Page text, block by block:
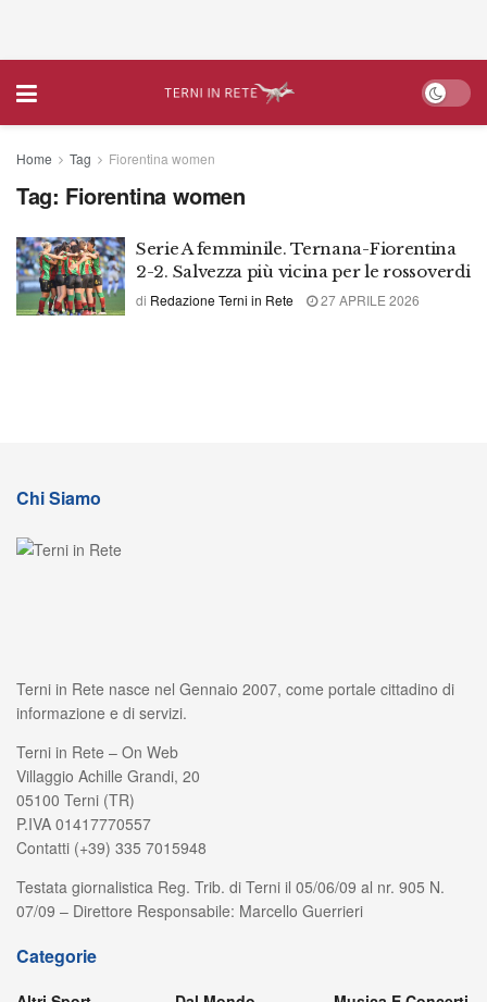
Home Tag Fiorentina women
Tag: Fiorentina women
Serie A femminile. Ternana-Fiorentina
2-2. Salvezza più vicina per le rossoverdi
di Redazione Terni in Rete 27 APRILE 2026
Chi Siamo
Terni in Rete nasce nel Gennaio 2007, come portale cittadino di
informazione e di servizi.
Terni in Rete – On Web
Villaggio Achille Grandi, 20
05100 Terni (TR)
P.IVA 01417770557
Contatti (+39) 335 7015948
Testata giornalistica Reg. Trib. di Terni il 05/06/09 al nr. 905 N.
07/09 – Direttore Responsabile: Marcello Guerrieri
Categorie